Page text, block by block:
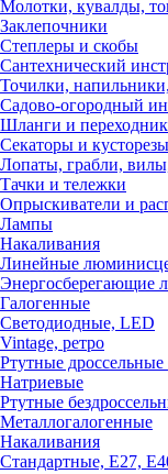
Молотки, кувалды,
Заклепочники
Степлеры и скобы
Сантехнический
Точилки,
Садово-огородный
Шланги и
Секаторы и кусторезы
Лопаты, грабли,
Тачки и тележки
Опрыскиватели и
Лампы
Накаливания
Линейные
Энергосберегающие
Галогенные
Светодиодные, LED
Vintage, ретро
Ртутные
Натриевые
Ртутные
Металлогалогенные
Накаливания
Стандартные, Е27,